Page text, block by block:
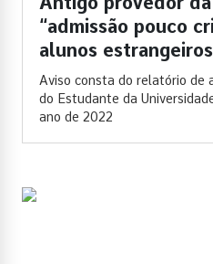
“admissão pouco
alunos estrangeiros
Aviso consta do relatório de
do Estudante da
ano de 2022